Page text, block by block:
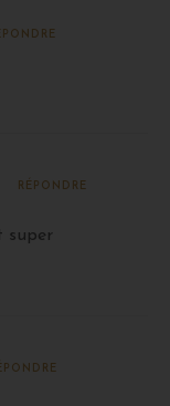
RÉPONDRE
super